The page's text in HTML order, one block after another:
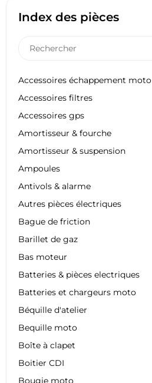
Index des pièces
Accessoires échappement moto
Accessoires filtres
Accessoires gps
Amortisseur & fourche
Amortisseur & suspension
Ampoules
Antivols & alarme
Autres pièces électriques
Bague de friction
Barillet de gaz
Bas moteur
Batteries & pièces electriques
Batteries et chargeurs moto
Béquille d'atelier
Bequille moto
Boîte à clapet
Boitier CDI
Bougie moto